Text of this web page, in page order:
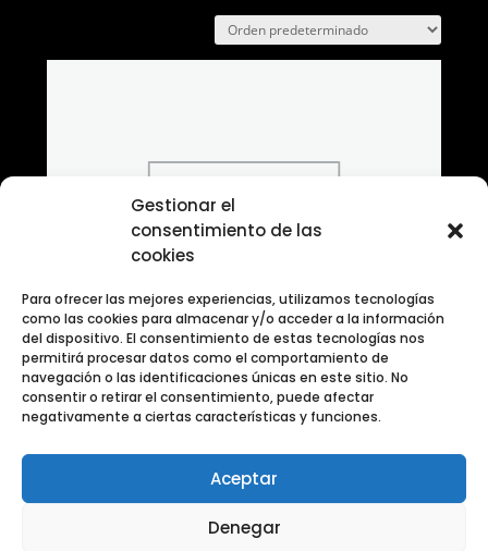
Gestionar el
consentimiento de las
cookies
Para ofrecer las mejores experiencias, utilizamos tecnologías
como las cookies para almacenar y/o acceder a la información
del dispositivo. El consentimiento de estas tecnologías nos
permitirá procesar datos como el comportamiento de
navegación o las identificaciones únicas en este sitio. No
consentir o retirar el consentimiento, puede afectar
negativamente a ciertas características y funciones.
Aceptar
Denegar
Banco de fotografias Retrato Tematico